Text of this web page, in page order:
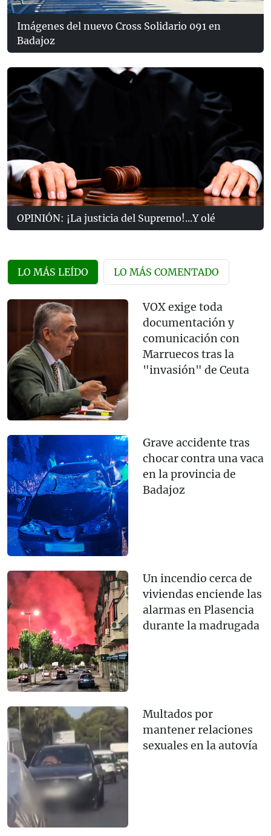
Imágenes del nuevo Cross Solidario 091 en
Badajoz
OPINIÓN: ¡La justicia del Supremo!...Y olé
LO MÁS LEÍDO LO MÁS COMENTADO
VOX exige toda
documentación y
comunicación con
Marruecos tras la
"invasión" de Ceuta
Grave accidente tras
chocar contra una vaca
en la provincia de
Badajoz
Un incendio cerca de
viviendas enciende las
alarmas en Plasencia
durante la madrugada
Multados por
mantener relaciones
sexuales en la autovía